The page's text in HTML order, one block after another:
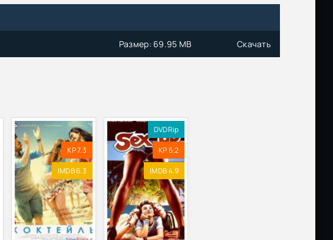
Размер: 69.95 MB Скачать
KP 7.3
IMDB 6.3
DVDRip
KP 6.2
IMDB 4.9